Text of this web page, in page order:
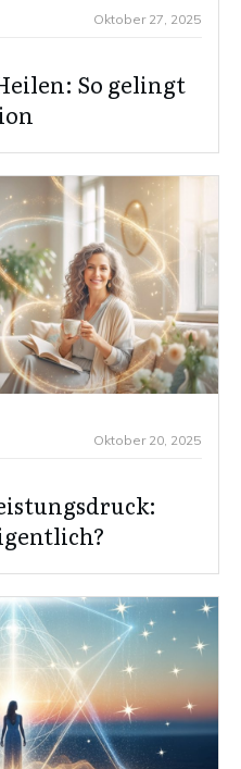
Oktober 27, 2025
So gelingt
Oktober 20, 2025